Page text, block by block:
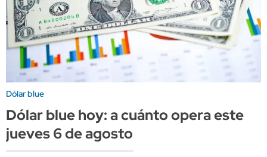
Dólar blue
Dólar blue hoy: a cuánto opera este
jueves 6 de agosto